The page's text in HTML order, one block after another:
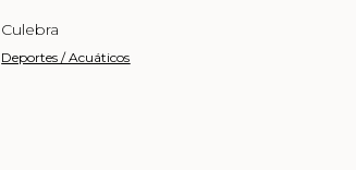
Culebra
Deportes / Acuáticos